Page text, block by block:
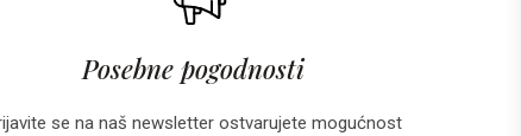
Posebne pogodnosti
se na naš newsletter ostvarujete mogućnost